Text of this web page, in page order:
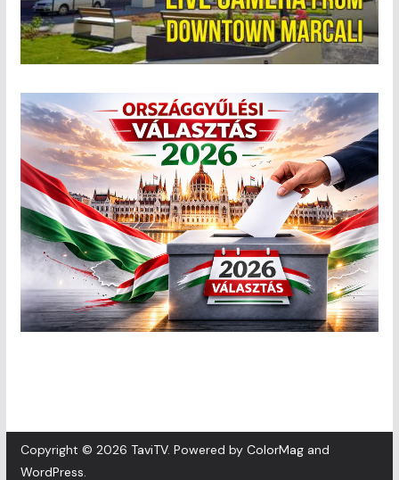
Copyright © 2026 TaviTV. Powered by ColorMagand
WordPress.